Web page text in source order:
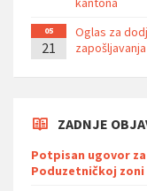
05
21
Oglas za
ZADNJE
Potpisan ugovor
Poduzetničkoj zoni